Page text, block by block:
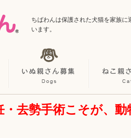
ちばわんは保護された犬猫を家族
います。
去勢手術こそが、